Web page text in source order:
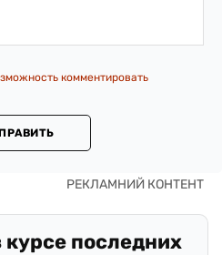
комментировать
курсе последних